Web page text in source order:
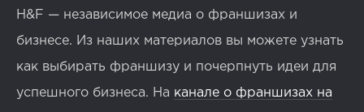
H&F — независимое медиа о франшизах и
бизнесе. Из наших материалов вы можете узнать
как выбирать франшизу и почерпнуть идеи для
успешного бизнеса. На канале о франшизах на